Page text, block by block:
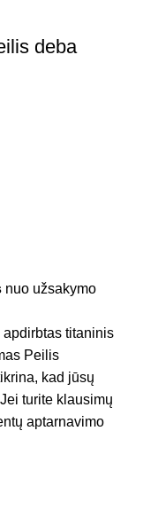
deba
nuo užsakymo
kad jūsų
turite klausimų
aptarnavimo